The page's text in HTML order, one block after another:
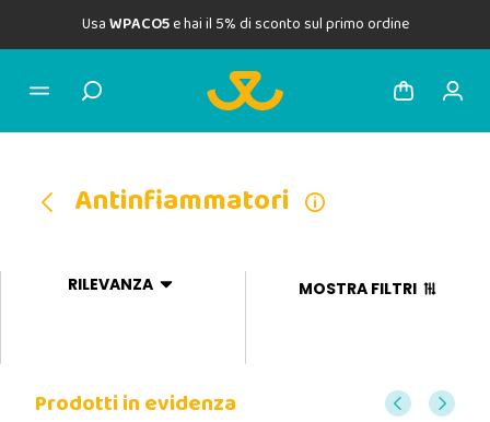
UsaWPACO5e hai il 5% di sconto sul primo ordine
Antinfiammatori
RILEVANZA MOSTRA FILTRI
Prodotti in evidenza